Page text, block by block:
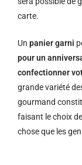
carte.
Un panier garni
pour un
confectionner
grande variété
gourmand
faisant le choix de
chose que les